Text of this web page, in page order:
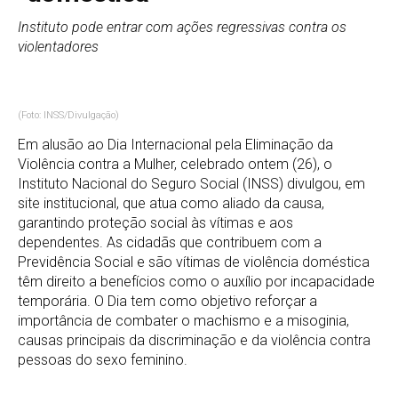
Instituto pode entrar com ações regressivas contra os
violentadores
(Foto: INSS/Divulgação)
Em alusão ao Dia Internacional pela Eliminação da
Violência contra a Mulher, celebrado ontem (26), o
Instituto Nacional do Seguro Social (INSS) divulgou, em
site institucional, que atua como aliado da causa,
garantindo proteção social às vítimas e aos
dependentes. As cidadãs que contribuem com a
Previdência Social e são vítimas de violência doméstica
têm direito a benefícios como o auxílio por incapacidade
temporária. O Dia tem como objetivo reforçar a
importância de combater o machismo e a misoginia,
causas principais da discriminação e da violência contra
pessoas do sexo feminino.